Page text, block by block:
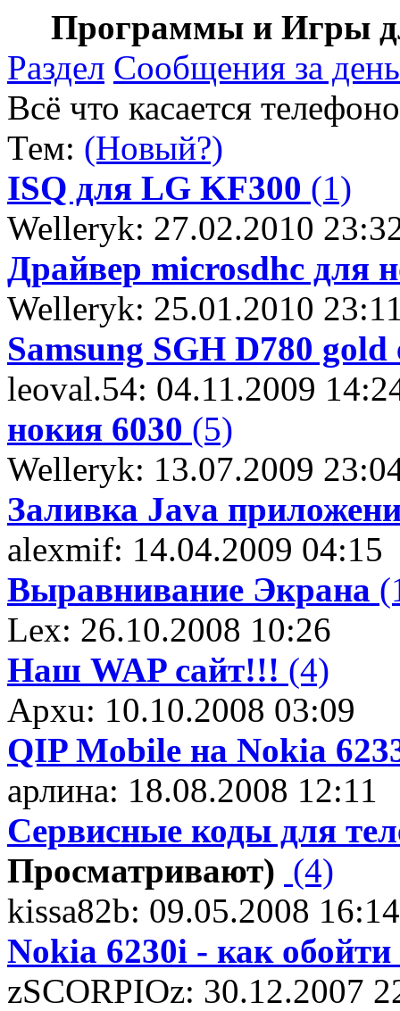
Программы и Игры
Раздел Сообщения за день
Всё что касается
Тем: (Новый?)
ISQ для LG KF300 (1)
Welleryk: 27.02.2010
Драйвер microsdhc для
Welleryk: 25.01.2010
Samsung SGH D780
leoval.54: 04.11.2009
нокия 6030 (5)
Welleryk: 13.07.2009
Заливка Java
alexmif: 14.04.2009 04:15
Выравнивание Экрана
Lex: 26.10.2008 10:26
Наш WAP сайт!!! (4)
Apxu: 10.10.2008 03:09
QIP Mobile на Nokia
арлина: 18.08.2008 12:11
Сервисные коды для
Просматривают) (4)
kissa82b: 09.05.2008 16:14
Nokia 6230i - как
zSCORPIOz: 30.12.2007